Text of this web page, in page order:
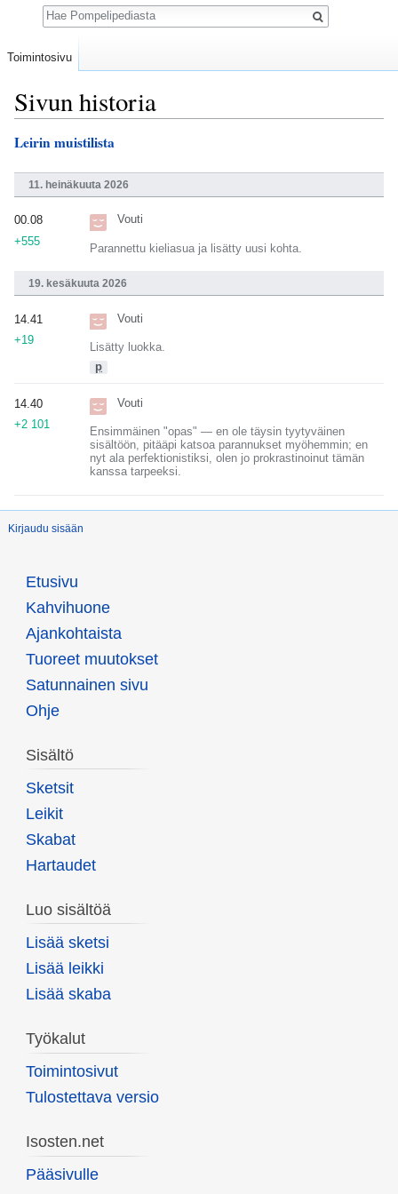
Sivun historia
Leirin muistilista
11. heinäkuuta 2026
Vouti
Parannettu kieliasua ja lisätty uusi kohta.
00.08
+555
19. kesäkuuta 2026
Vouti
Lisätty luokka.
p
14.41
+19
Vouti
Ensimmäinen "opas" — en ole täysin tyytyväinen
sisältöön, pitääpi katsoa parannukset myöhemmin; en
nyt ala perfektionistiksi, olen jo prokrastinoinut tämän
kanssa tarpeeksi.
14.40
+2 101
Kirjaudu sisään
Toimintosivu
Etusivu
Kahvihuone
Ajankohtaista
Tuoreet muutokset
Satunnainen sivu
Ohje
Sisältö
Sketsit
Leikit
Skabat
Hartaudet
Luo sisältöä
Lisää sketsi
Lisää leikki
Lisää skaba
Työkalut
Toimintosivut
Tulostettava versio
Isosten.net
Pääsivulle